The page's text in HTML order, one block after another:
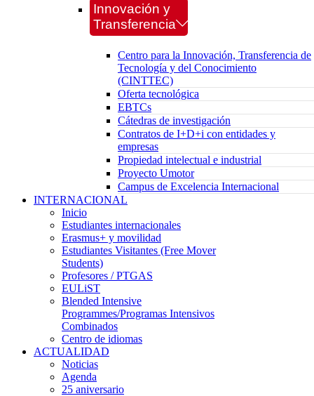
Innovación y
Transferencia
Centro para la Innovación, Transferencia de
Tecnología y del Conocimiento
(CINTTEC)
Oferta tecnológica
EBTCs
Cátedras de investigación
Contratos de I+D+i con entidades y
empresas
Propiedad intelectual e industrial
Proyecto Umotor
Campus de Excelencia Internacional
INTERNACIONAL
Inicio
Estudiantes internacionales
Erasmus+ y movilidad
Estudiantes Visitantes (Free Mover
Students)
Profesores / PTGAS
EULiST
Blended Intensive
Programmes/Programas Intensivos
Combinados
Centro de idiomas
ACTUALIDAD
Noticias
Agenda
25 aniversario